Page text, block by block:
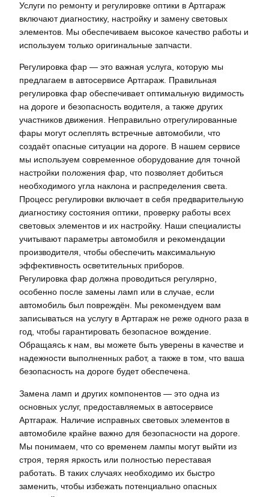
Услуги по ремонту и регулировке оптики в Артгараж
включают диагностику, настройку и замену световых
элементов. Мы обеспечиваем высокое качество работы и
используем только оригинальные запчасти.
Регулировка фар — это важная услуга, которую мы
предлагаем в автосервисе Артгараж. Правильная
регулировка фар обеспечивает оптимальную видимость
на дороге и безопасность водителя, а также других
участников движения. Неправильно отрегулированные
фары могут ослеплять встречные автомобили, что
создаёт опасные ситуации на дороге. В нашем сервисе
мы используем современное оборудование для точной
настройки положения фар, что позволяет добиться
необходимого угла наклона и распределения света.
Процесс регулировки включает в себя предварительную
диагностику состояния оптики, проверку работы всех
световых элементов и их настройку. Наши специалисты
учитывают параметры автомобиля и рекомендации
производителя, чтобы обеспечить максимальную
эффективность осветительных приборов.
Регулировка фар должна проводиться регулярно,
особенно после замены ламп или в случае, если
автомобиль был повреждён. Мы рекомендуем вам
записываться на услугу в Артгараж не реже одного раза в
год, чтобы гарантировать безопасное вождение.
Обращаясь к нам, вы можете быть уверены в качестве и
надежности выполненных работ, а также в том, что ваша
безопасность на дороге будет обеспечена.
Замена ламп и других компонентов — это одна из
основных услуг, предоставляемых в автосервисе
Артгараж. Наличие исправных световых элементов в
автомобиле крайне важно для безопасности на дороге.
Мы понимаем, что со временем лампы могут выйти из
строя, теряя яркость или полностью переставая
работать. В таких случаях необходимо их быстро
заменить, чтобы избежать потенциально опасных